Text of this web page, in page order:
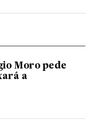
Moro pede
a